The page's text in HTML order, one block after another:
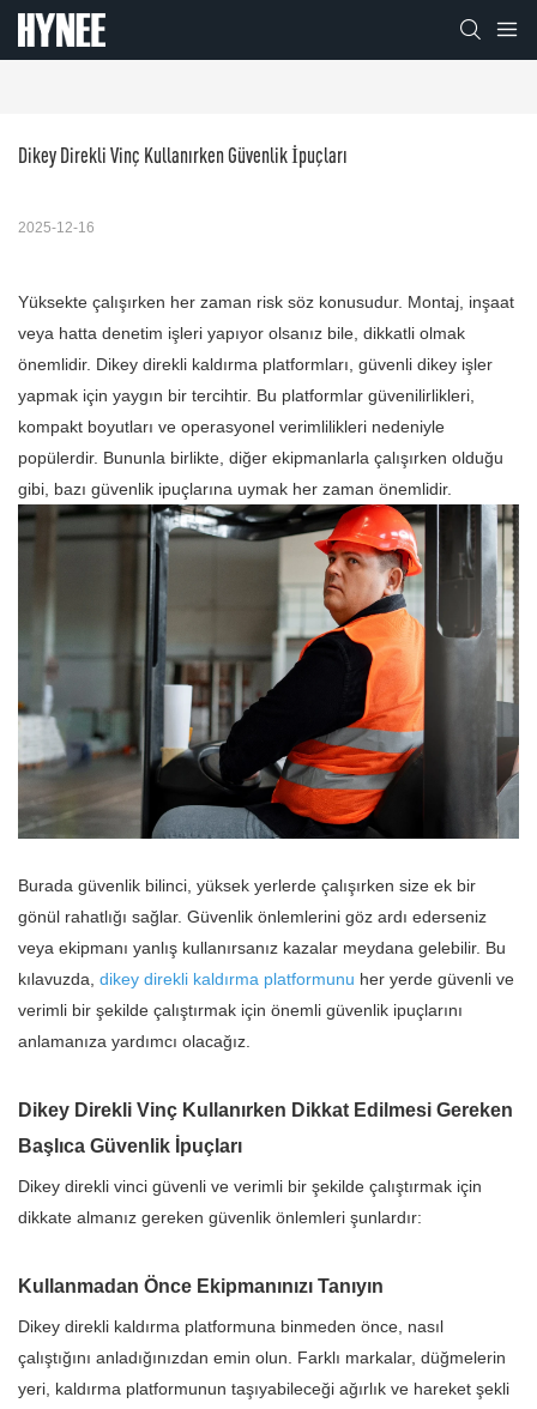
Dikey Direkli Vinç Kullanırken Güvenlik İpuçları
2025-12-16
Yüksekte çalışırken her zaman risk söz konusudur. Montaj, inşaat
veya hatta denetim işleri yapıyor olsanız bile, dikkatli olmak
önemlidir. Dikey direkli kaldırma platformları, güvenli dikey işler
yapmak için yaygın bir tercihtir. Bu platformlar güvenilirlikleri,
kompakt boyutları ve operasyonel verimlilikleri nedeniyle
popülerdir. Bununla birlikte, diğer ekipmanlarla çalışırken olduğu
gibi, bazı güvenlik ipuçlarına uymak her zaman önemlidir.
Burada güvenlik bilinci, yüksek yerlerde çalışırken size ek bir
gönül rahatlığı sağlar. Güvenlik önlemlerini göz ardı ederseniz
veya ekipmanı yanlış kullanırsanız kazalar meydana gelebilir. Bu
kılavuzda, dikey direkli kaldırma platformunu her yerde güvenli ve
verimli bir şekilde çalıştırmak için önemli güvenlik ipuçlarını
anlamanıza yardımcı olacağız.
Dikey Direkli Vinç Kullanırken Dikkat Edilmesi Gereken
Başlıca Güvenlik İpuçları
Dikey direkli vinci güvenli ve verimli bir şekilde çalıştırmak için
dikkate almanız gereken güvenlik önlemleri şunlardır:
Kullanmadan Önce Ekipmanınızı Tanıyın
Dikey direkli kaldırma platformuna binmeden önce, nasıl
çalıştığını anladığınızdan emin olun. Farklı markalar, düğmelerin
yeri, kaldırma platformunun taşıyabileceği ağırlık ve hareket şekli